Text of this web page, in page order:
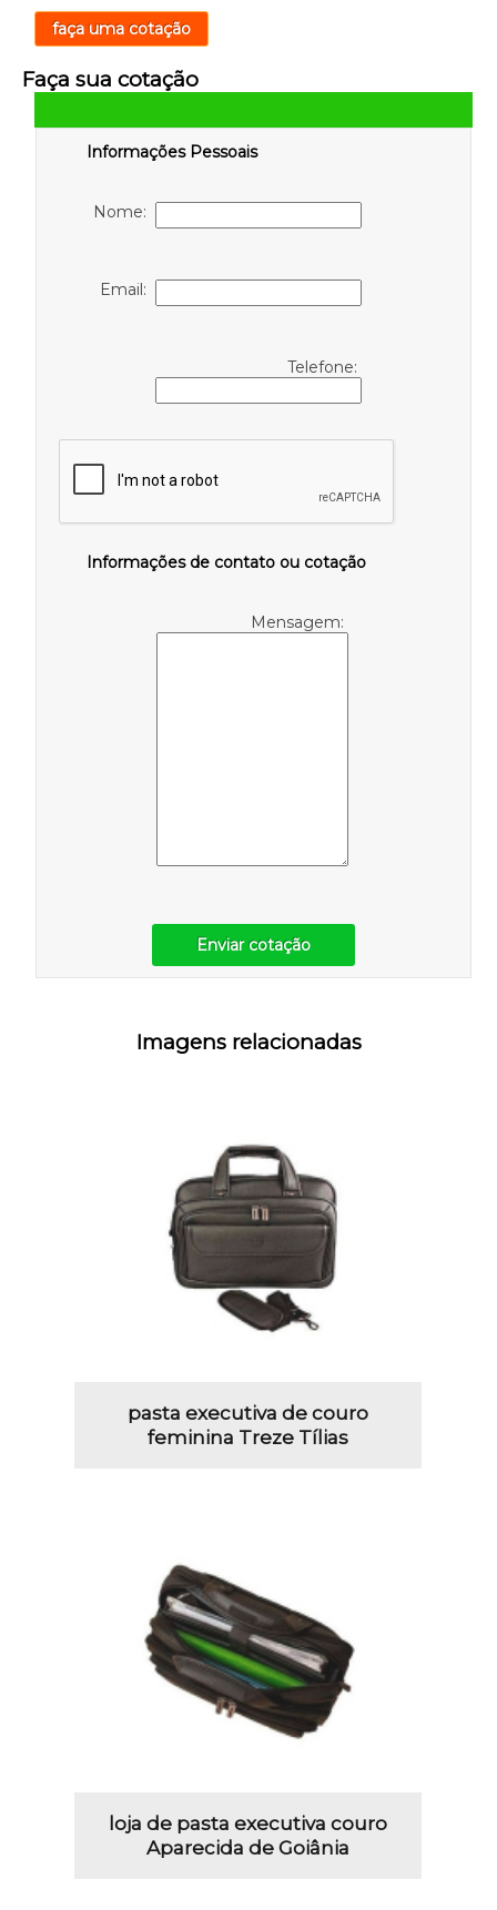
faça uma cotação
Faça sua cotação
Informações Pessoais
Nome:
Email:
Telefone:
Informações de contato ou cotação
Mensagem:
Enviar cotação
Imagens relacionadas
pasta executiva de couro
feminina Treze Tílias
loja de pasta executiva couro
Aparecida de Goiânia